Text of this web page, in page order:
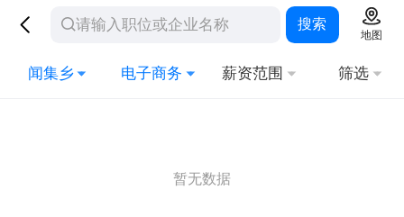
搜索
地图
闻集乡 电子商务 薪资范围 筛选
暂无数据